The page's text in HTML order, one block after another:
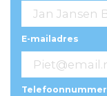
E-mailadres
Telefoonnummer